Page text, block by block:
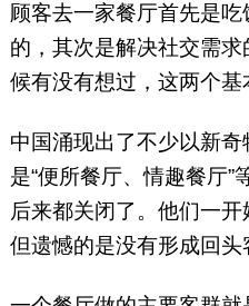
顾客去一家餐厅首先是
的，其次是解决社交需
候有没有想过，这两个基
中国涌现出了不少以新
是“便所餐厅、情趣餐厅
后来都关闭了。他们一开
但遗憾的是没有形成回头